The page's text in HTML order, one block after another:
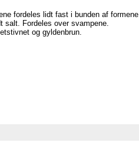
fordeles lidt fast i bunden af formene.
Fordeles over svampene.
og gyldenbrun.